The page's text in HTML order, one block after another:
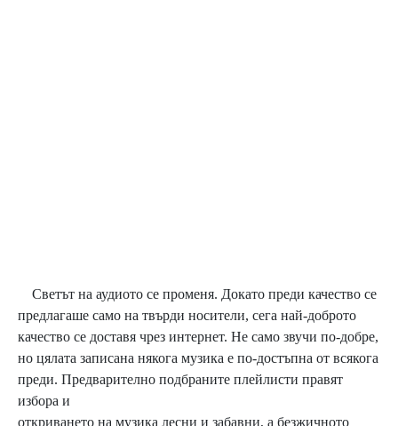
Светът на аудиото се променя. Докато преди качество се
предлагаше само на твърди носители, сега най-доброто
качество се доставя чрез интернет. Не само звучи по-добре,
но цялата записана някога музика е по-достъпна от всякога
преди. Предварително подбраните плейлисти правят
избора и
откриването на музика лесни и забавни, а безжичното